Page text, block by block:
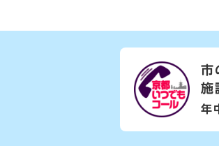
市
施
年